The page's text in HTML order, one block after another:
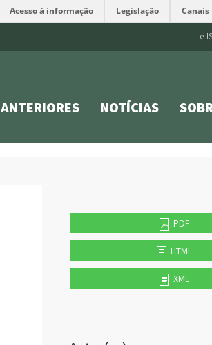
Acesso à informação Legislação Canais
e-
ANTERIORES NOTÍCIAS
PDF
HTML
XML